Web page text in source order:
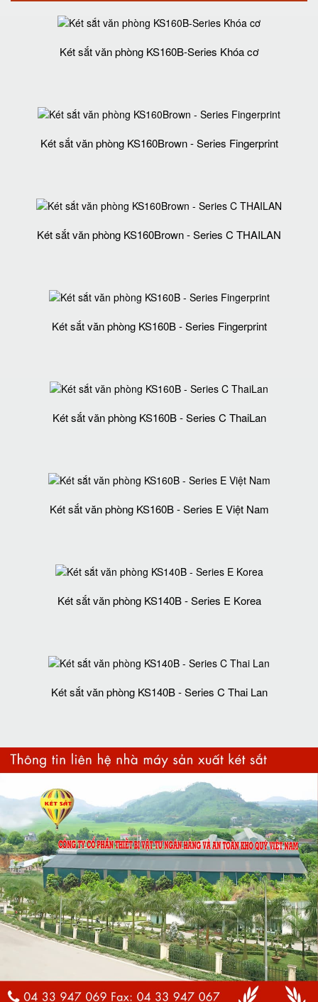
Két sắt văn phòng KS160B-Series Khóa cơ
Két sắt văn phòng KS160Brown - Series Fingerprint
Két sắt văn phòng KS160Brown - Series C THAILAN
Két sắt văn phòng KS160B - Series Fingerprint
Két sắt văn phòng KS160B - Series C ThaiLan
Két sắt văn phòng KS160B - Series E Việt Nam
Két sắt văn phòng KS140B - Series E Korea
Két sắt văn phòng KS140B - Series C Thai Lan